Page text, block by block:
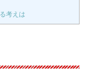
考えは